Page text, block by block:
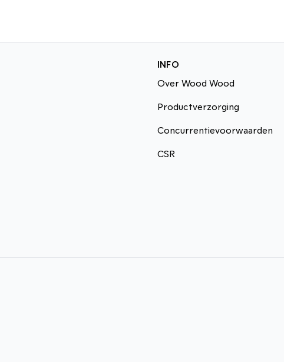
INFO
Over Wood Wood
Productverzorging
Concurrentievoorwaarden
CSR